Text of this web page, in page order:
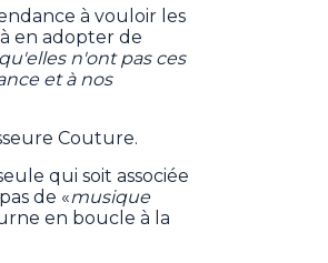
à vouloir les
en adopter de
n'ont pas ces
et à nos
Couture.
qui soit associée
de «musique
en boucle à la